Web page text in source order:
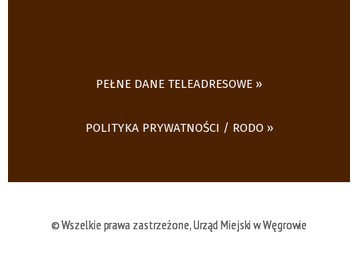
PEŁNE DANE TELEADRESOWE
POLITYKA PRYWATNOŚCI / RODO
© Wszelkie prawa zastrzeżone, Urząd Miejski w Węgrowie